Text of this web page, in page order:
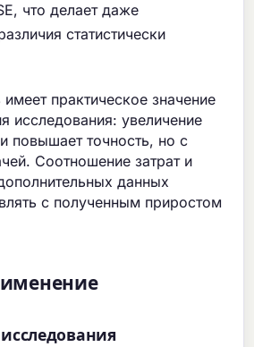
что делает даже
статистически
практическое значение
исследования: увеличение
повышает точность, но с
Соотношение затрат и
данных
с полученным приростом